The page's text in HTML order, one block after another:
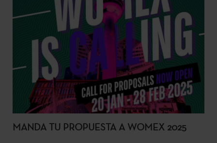
MANDA TU PROPUESTA A WOMEX 2025